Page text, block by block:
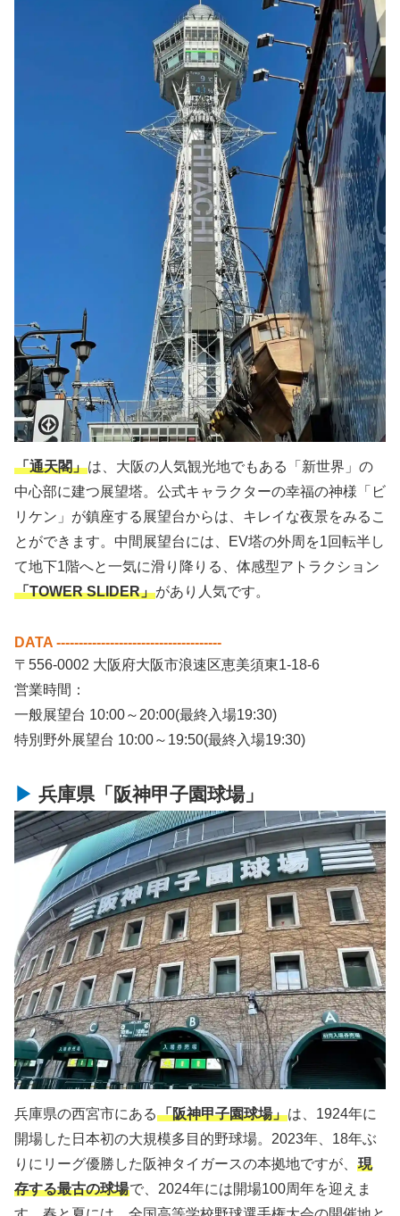
「通天閣」は、大阪の人気観光地でもある「新世界」の
中心部に建つ展望塔。公式キャラクターの幸福の神様「ビ
リケン」が鎮座する展望台からは、キレイな夜景をみるこ
とができます。中間展望台には、EV塔の外周を1回転半し
て地下1階へと一気に滑り降りる、体感型アトラクション
「TOWER SLIDER」があり人気です。
DATA -------------------------------------
〒556-0002 大阪府大阪市浪速区恵美須東1-18-6
営業時間：
一般展望台 10:00～20:00(最終入場19:30)
特別野外展望台 10:00～19:50(最終入場19:30)
兵庫県「阪神甲子園球場」
兵庫県の西宮市にある「阪神甲子園球場」は、1924年に
開場した日本初の大規模多目的野球場。2023年、18年ぶ
りにリーグ優勝した阪神タイガースの本拠地ですが、 現
存する最古の球場で、2024年には開場100周年を迎えま